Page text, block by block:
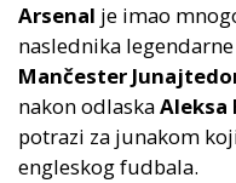
Arsenal je imao
naslednika
Mančester
nakon odlaskaAleksa
potrazi za junakom
engleskog fudbala.